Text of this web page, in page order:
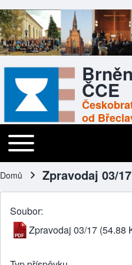
ČCE
od
Main navigation
Toggle main menu
Drobečková navigace
Domů Zpravodaj 03/17
Soubor
Zpravodaj 03/17 (54.88